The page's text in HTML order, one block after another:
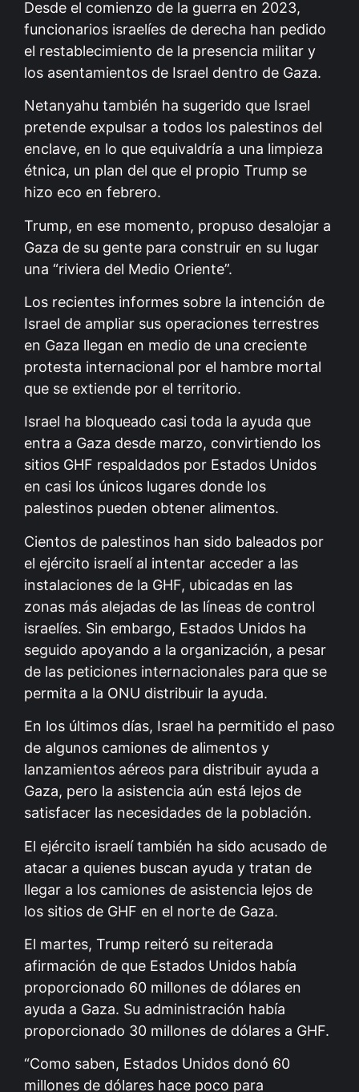
Desde el comienzo de la guerra en 2023,
funcionarios israelíes de derecha han pedido
el restablecimiento de la presencia militar y
los asentamientos de Israel dentro de Gaza.
Netanyahu también ha sugerido que Israel
pretende expulsar a todos los palestinos del
enclave, en lo que equivaldría a una limpieza
étnica, un plan del que el propio Trump se
hizo eco en febrero.
Trump, en ese momento, propuso desalojar a
Gaza de su gente para construir en su lugar
una “riviera del Medio Oriente”.
Los recientes informes sobre la intención de
Israel de ampliar sus operaciones terrestres
en Gaza llegan en medio de una creciente
protesta internacional por el hambre mortal
que se extiende por el territorio.
Israel ha bloqueado casi toda la ayuda que
entra a Gaza desde marzo, convirtiendo los
sitios GHF respaldados por Estados Unidos
en casi los únicos lugares donde los
palestinos pueden obtener alimentos.
Cientos de palestinos han sido baleados por
el ejército israelí al intentar acceder a las
instalaciones de la GHF, ubicadas en las
zonas más alejadas de las líneas de control
israelíes. Sin embargo, Estados Unidos ha
seguido apoyando a la organización, a pesar
de las peticiones internacionales para que se
permita a la ONU distribuir la ayuda.
En los últimos días, Israel ha permitido el paso
de algunos camiones de alimentos y
lanzamientos aéreos para distribuir ayuda a
Gaza, pero la asistencia aún está lejos de
satisfacer las necesidades de la población.
El ejército israelí también ha sido acusado de
atacar a quienes buscan ayuda y tratan de
llegar a los camiones de asistencia lejos de
los sitios de GHF en el norte de Gaza.
El martes, Trump reiteró su reiterada
afirmación de que Estados Unidos había
proporcionado 60 millones de dólares en
ayuda a Gaza. Su administración había
proporcionado 30 millones de dólares a GHF.
“Como saben, Estados Unidos donó 60
millones de dólares hace poco para